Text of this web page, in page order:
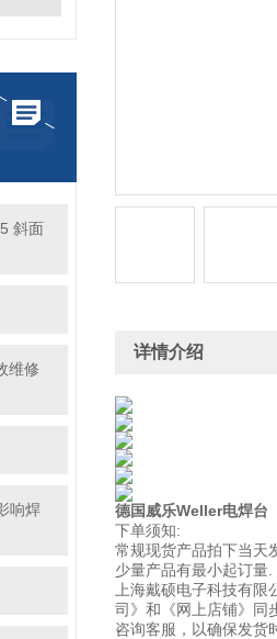
斜面
维修
响焊
详情介绍
德国威乐Weller电焊台
下单须知:
常规现货产品拍下当天
少量产品有最小起订量.
上海戴硕电子科技有
司》和《网上店铺》同
咨询客服，以确保发货